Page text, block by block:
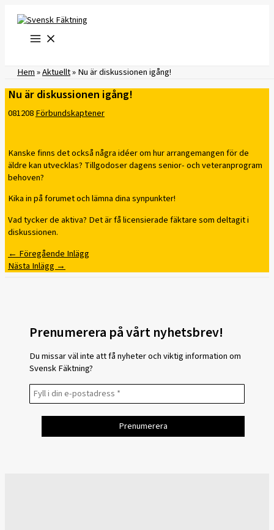
innehåll
Hem»Aktuellt»Nu är diskussionen igång!
Nu är diskussionen igång!
081208Förbundskaptener
Kanske finns det också några idéer om hur arrangemangen för de
äldre kan utvecklas? Tillgodoser dagens senior- och veteranprogram
behoven?
Kika in på forumet och lämna dina synpunkter!
Vad tycker de aktiva? Det är få licensierade fäktare som deltagit i
diskussionen.
← Föregående Inlägg
Nästa Inlägg →
Prenumerera på vårt nyhetsbrev!
Du missar väl inte att få nyheter och viktig information om
Svensk Fäktning?